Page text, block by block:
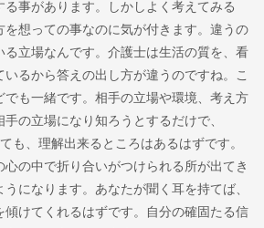
事があります。しかしよく考えてみる
を想っての事なのに気が付きます。違うの
る立場なんです。介護士は生活の質を、看
るから答えの出し方が違うのですね。こ
でも一緒です。相手の立場や環境、考え方
の立場になり知ろうとするだけで、
も、理解出来るところはあるはずです。
の中で折り合いがつけられる所が出てき
になります。あなたが聞く耳を持てば、
傾けてくれるはずです。自分の確固たる信